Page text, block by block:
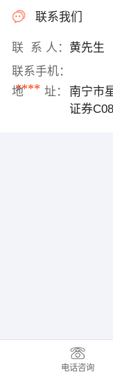
联系我们
联 系 人： 黄先生
联系手机：
****
地 址：
南宁市
证券
电话咨询